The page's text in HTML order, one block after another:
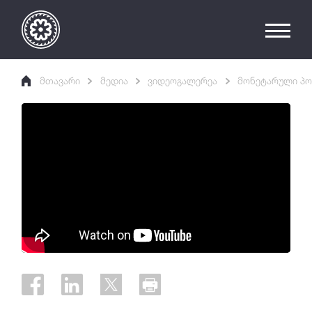
მთავარი მედია ვიდეოგალერეა მონეტარული